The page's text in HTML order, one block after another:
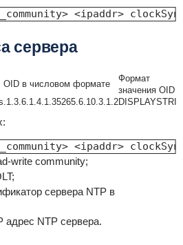
<ipaddr>
сервера
OID в числовом формате
Формат
значения OID
.1.3.6.1.4.1.35265.6.10.3.1.2
<ipaddr>
write community;
сервера NTP в
адрес NTP сервера.